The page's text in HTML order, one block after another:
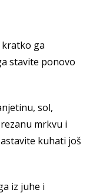
ga
stavite ponovo
sol,
mrkvu i
kuhati još
iz juhe i